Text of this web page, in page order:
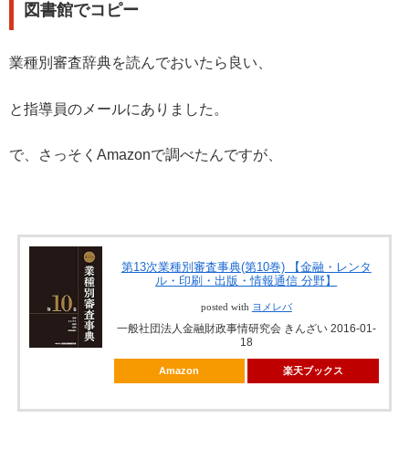
図書館でコピー
業種別審査辞典を読んでおいたら良い、
と指導員のメールにありました。
で、さっそくAmazonで調べたんですが、
第13次業種別審査事典(第10巻) 【金融・レンタ
ル・印刷・出版・情報通信 分野】
posted with ヨメレバ
一般社団法人金融財政事情研究会 きんざい 2016-01-
18
Amazon 楽天ブックス